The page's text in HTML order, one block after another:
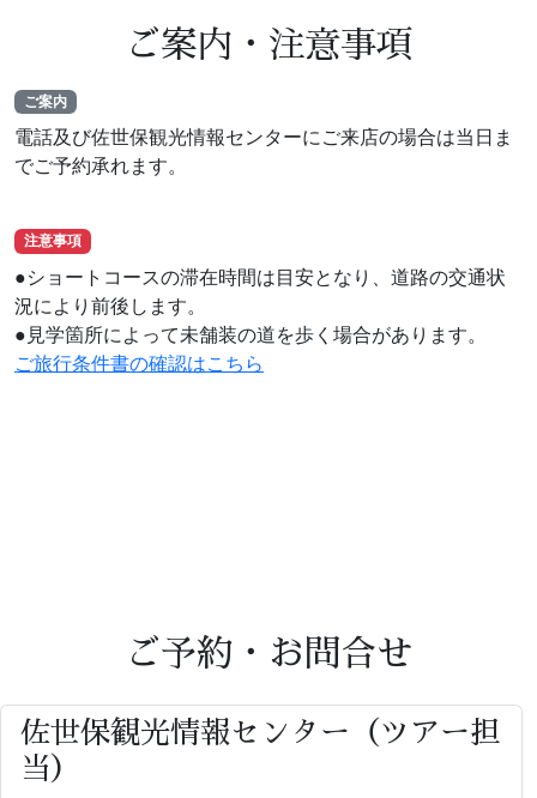
ご案内・注意事項
ご案内
電話及び佐世保観光情報センターにご来店の場合は当日ま
でご予約承れます。
注意事項
●ショートコースの滞在時間は目安となり、道路の交通状
況により前後します。
●見学箇所によって未舗装の道を歩く場合があります。
ご旅行条件書の確認はこちら
ご予約・お問合せ
佐世保観光情報センター（ツアー担
当）